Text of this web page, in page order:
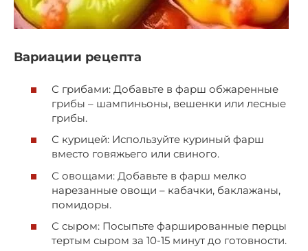
Вариации рецепта
С грибами: Добавьте в фарш обжаренные
грибы – шампиньоны, вешенки или лесные
грибы.
С курицей: Используйте куриный фарш
вместо говяжьего или свиного.
С овощами: Добавьте в фарш мелко
нарезанные овощи – кабачки, баклажаны,
помидоры.
С сыром: Посыпьте фаршированные перцы
тертым сыром за 10-15 минут до готовности.